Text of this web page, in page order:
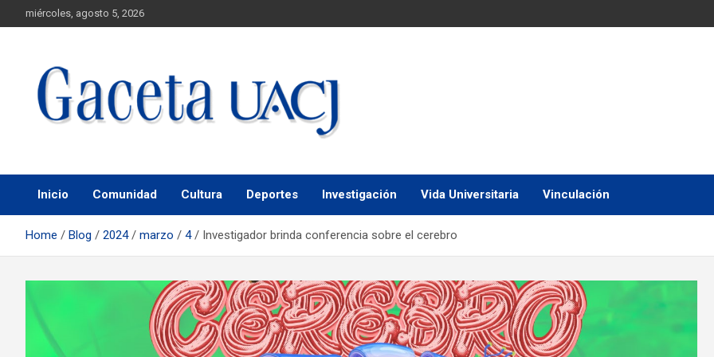
miércoles, agosto 5, 2026
Gaceta UACJ
Inicio Comunidad Cultura Deportes Investigación Vida Universitaria Vinculación
Home Blog 2024 marzo 4 Investigador brinda conferencia sobre el cerebro